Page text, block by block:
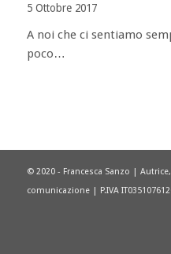
5 Ottobre 2017
A noi che ci sentiamo
poco…
© 2020 - Francesca Sanzo |
comunicazione | P.IVA